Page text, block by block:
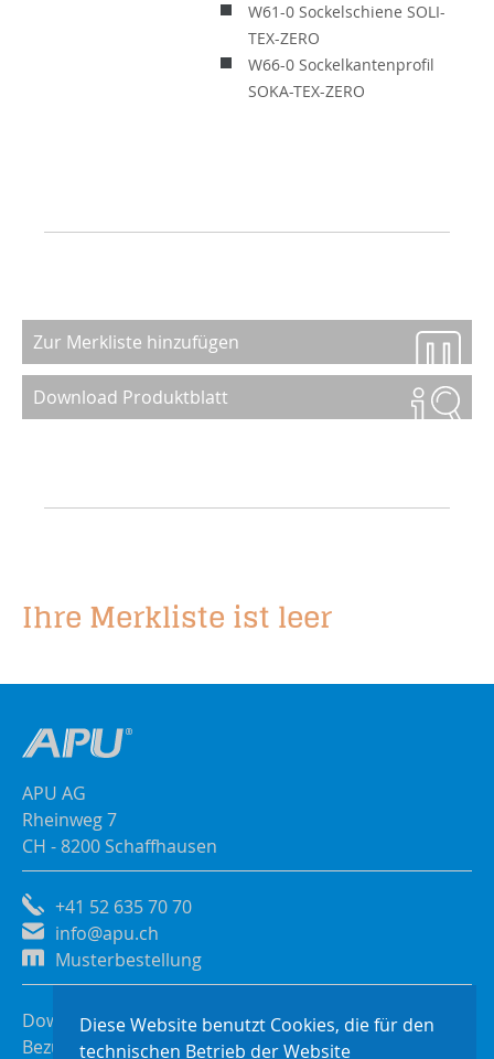
W61-0 Sockelschiene SOLI-
TEX-ZERO
W66-0 Sockelkantenprofil
SOKA-TEX-ZERO
Zur Merkliste hinzufügen
Download Produktblatt
Ihre Merkliste ist leer
APU AG
Rheinweg 7
CH - 8200 Schaffhausen
+41 52 635 70 70
info@apu.ch
Musterbestellung
Downloads
Bezugsquellen
Diese Website benutzt Cookies, die für den
technischen Betrieb der Website